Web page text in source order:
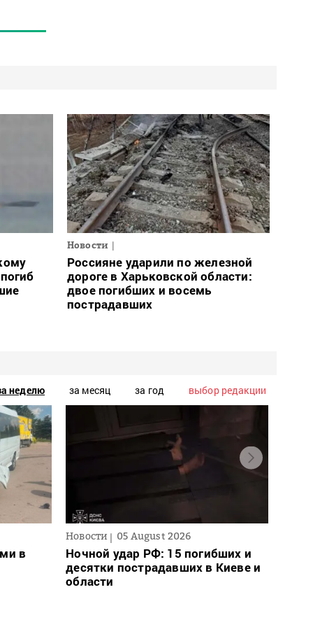
Новости
Россияне ударили по железной
дороге в Харьковской области:
двое погибших и восемь
пострадавших
неделю за месяц за год выбор редакции
в
Новости 05 August 2026
Ночной удар РФ: 15 погибших и
десятки пострадавших в Киеве и
области